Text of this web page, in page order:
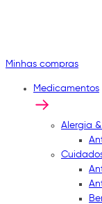
Minhas compras
Medicamentos
Alergia